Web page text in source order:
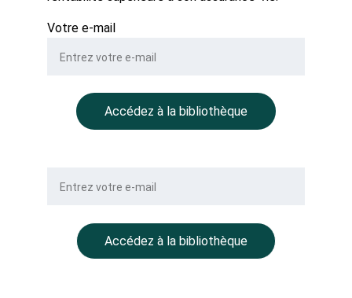
Votre e-mail
Accédez à la bibliothèque
Accédez à la bibliothèque